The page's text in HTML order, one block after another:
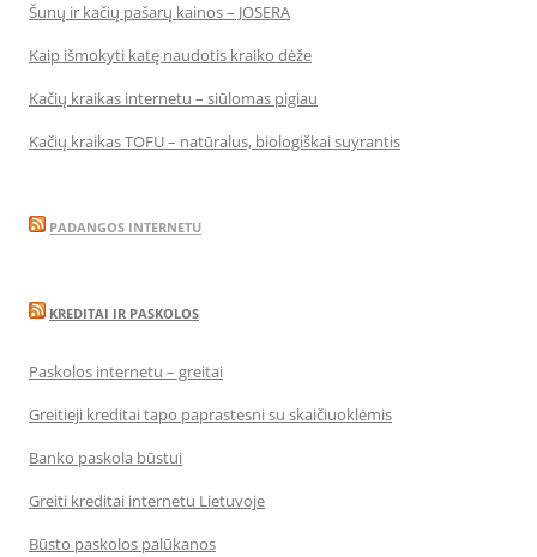
Šunų ir kačių pašarų kainos – JOSERA
Kaip išmokyti katę naudotis kraiko dėže
Kačių kraikas internetu – siūlomas pigiau
Kačių kraikas TOFU – natūralus, biologiškai suyrantis
PADANGOS INTERNETU
KREDITAI IR PASKOLOS
Paskolos internetu – greitai
Greitieji kreditai tapo paprastesni su skaičiuoklėmis
Banko paskola būstui
Greiti kreditai internetu Lietuvoje
Būsto paskolos palūkanos